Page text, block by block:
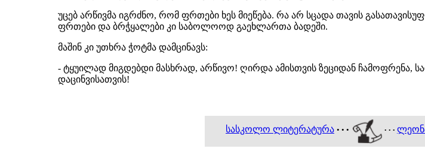
უცებ არწივმა იგრძნო, რომ ფრთები ხეს მიეწება. რა არ სცადა თავის
ფრთები და ბრჭყალები კი საბოლოოდ გაეხლართა ბადეში.
მაშინ კი უთხრა ჭოტმა დამცინავს:
- ტყუილად მიგდებდი მასხრად, არწივო! ღირდა ამისთვის ზეციდან ჩამოფრენა,
დაცინვისათვის!
სასკოლო ლიტერატურა • • • • • •